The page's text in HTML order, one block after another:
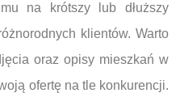
na krótszy lub dłuższy
klientów. Warto
oraz opisy mieszkań w
ofertę na tle konkurencji.